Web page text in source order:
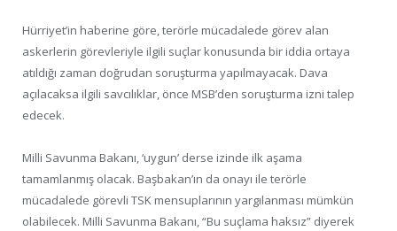
Hürriyet’in haberine göre, terörle mücadalede görev alan
askerlerin görevleriyle ilgili suçlar konusunda bir iddia ortaya
atıldığı zaman doğrudan soruşturma yapılmayacak. Dava
açılacaksa ilgili savcılıklar, önce MSB’den soruşturma izni talep
edecek.
Milli Savunma Bakanı, ‘uygun’ derse izinde ilk aşama
tamamlanmış olacak. Başbakan’ın da onayı ile terörle
mücadalede görevli TSK mensuplarının yargılanması mümkün
olabilecek. Milli Savunma Bakanı, “Bu suçlama haksız” diyerek